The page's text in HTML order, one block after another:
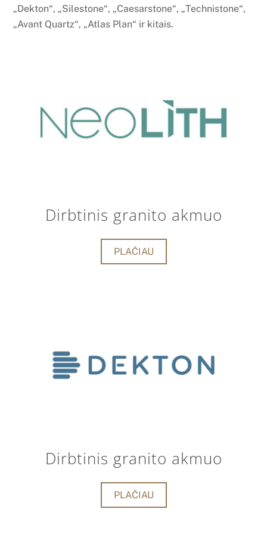
„Dekton“, „Silestone“, „Caesarstone“, „Technistone“,
„Avant Quartz“, „Atlas Plan“ ir kitais.
Dirbtinis granito akmuo
PLAČIAU
Dirbtinis granito akmuo
PLAČIAU